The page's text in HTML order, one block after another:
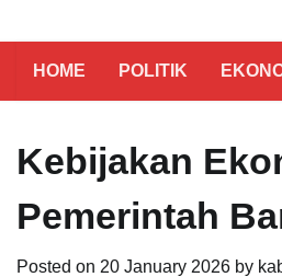
HOME POLITIK
Kebijakan
Pemerintah
Posted on 20 January 2026 by